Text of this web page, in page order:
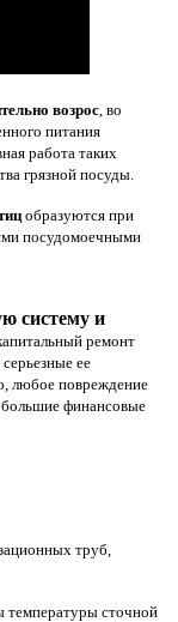
возрос , во
питания
работа таких
грязной посуды.
образуются при
посудомоечными
систему и
ремонт
ее
любое повреждение
большие финансовые
труб,
температуры сточной